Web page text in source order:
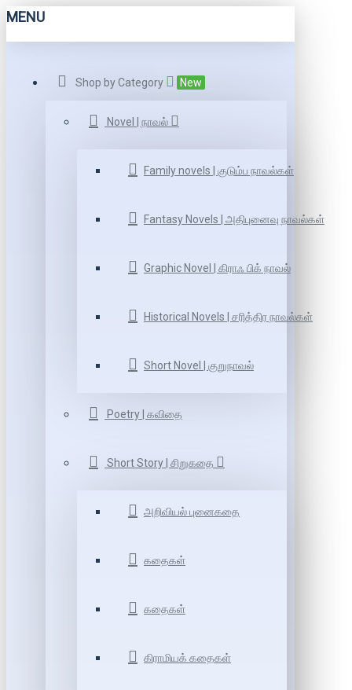
MENU
Shop by Category New
Novel | நாவல்
Family novels | குடும்ப நாவல்கள்
Fantasy Novels | அதிபுனைவு நாவல்கள்
Graphic Novel | கிராஃ பிக் நாவல்
Historical Novels | சரித்திர நாவல்கள்
Short Novel | குறுநாவல்
Poetry | கவிதை
Short Story | சிறுகதை
அறிவியல் புனைகதை
கதைகள்
கதைகள்
கிராமியக் கதைகள்